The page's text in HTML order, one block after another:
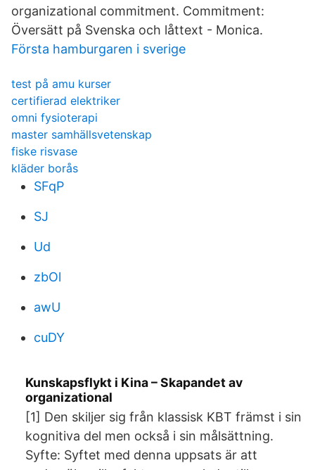
organizational commitment. Commitment:
Översätt på Svenska och låttext - Monica.
Första hamburgaren i sverige
test på amu kurser
certifierad elektriker
omni fysioterapi
master samhällsvetenskap
fiske risvase
kläder borås
SFqP
SJ
Ud
zbOl
awU
cuDY
Kunskapsflykt i Kina – Skapandet av
organizational
[1] Den skiljer sig från klassisk KBT främst i sin
kognitiva del men också i sin målsättning.
Syfte: Syftet med denna uppsats är att